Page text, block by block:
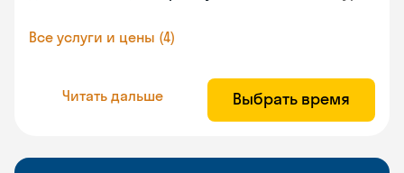
Все услуги и цены (4)
Читать дальше Выбрать время